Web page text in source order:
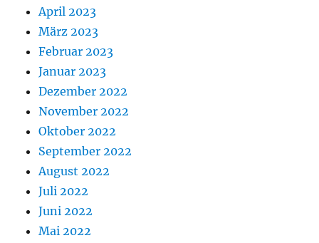
April 2023
März 2023
Februar 2023
Januar 2023
Dezember 2022
November 2022
Oktober 2022
September 2022
August 2022
Juli 2022
Juni 2022
Mai 2022